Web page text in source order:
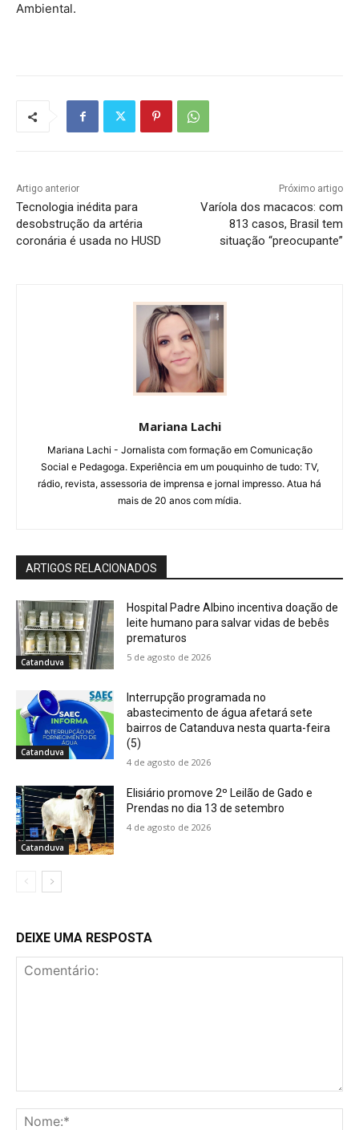
Ambiental.
Artigo anterior
Tecnologia inédita para
desobstrução da artéria
coronária é usada no HUSD
Próximo artigo
Varíola dos macacos: com
813 casos, Brasil tem
situação “preocupante”
Mariana Lachi
Mariana Lachi - Jornalista com formação em Comunicação
Social e Pedagoga. Experiência em um pouquinho de tudo: TV,
rádio, revista, assessoria de imprensa e jornal impresso. Atua há
mais de 20 anos com mídia.
ARTIGOS RELACIONADOS
Catanduva
Hospital Padre Albino incentiva doação de
leite humano para salvar vidas de bebês
prematuros
5 de agosto de 2026
Catanduva
Interrupção programada no
abastecimento de água afetará sete
bairros de Catanduva nesta quarta-feira
(5)
4 de agosto de 2026
Catanduva
Elisiário promove 2º Leilão de Gado e
Prendas no dia 13 de setembro
4 de agosto de 2026
DEIXE UMA RESPOSTA